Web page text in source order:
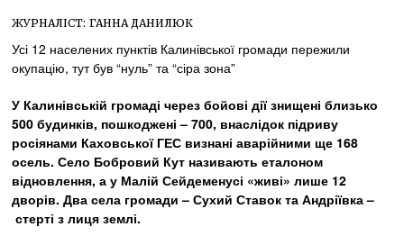
ЖУРНАЛІСТ: ГАННА ДАНИЛЮК
Усі 12 населених пунктів Калинівської громади пережили
окупацію, тут був “нуль” та “сіра зона”
У Калинівській громаді через бойові дії знищені близько
500 будинків, пошкоджені–700, внаслідок підриву
росіянами Каховської ГЕС визнані аварійними ще 168
осель. Село Бобровий Кут називають еталоном
відновлення, а у Малій Сейдеменусі «живі» лише 12
дворів. Два села громади–Сухий Ставок та Андріївка–
стерті з лиця землі.